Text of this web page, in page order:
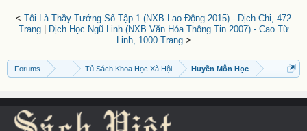
< Tôi Là Thầy Tướng Số Tập 1 (NXB Lao Động 2015) - Dịch Chi, 472
Trang|
Dịch Học Ngũ Linh (NXB Văn Hóa Thông Tin 2007) - Cao Từ
Linh, 1000 Trang>
Forums Tủ Sách Khoa Học Xã Hội Huyền Môn Học